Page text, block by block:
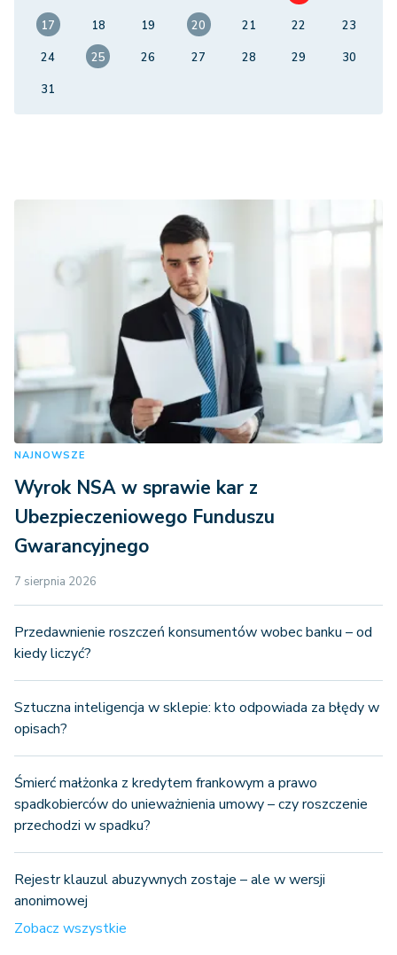
17
18 19 20 21 22
23
24
25 26 27 28 29
30
31
NAJNOWSZE
Wyrok NSA w sprawie kar z
Ubezpieczeniowego Funduszu
Gwarancyjnego
7 sierpnia 2026
Przedawnienie roszczeń konsumentów wobec banku – od
kiedy liczyć?
Sztuczna inteligencja w sklepie: kto odpowiada za błędy w
opisach?
Śmierć małżonka z kredytem frankowym a prawo
spadkobierców do unieważnienia umowy – czy roszczenie
przechodzi w spadku?
Rejestr klauzul abuzywnych zostaje – ale w wersji
anonimowej
Zobacz wszystkie